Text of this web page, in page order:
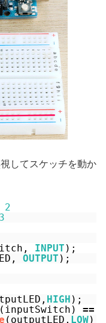
してスケッチを動か
2
INPUT );
OUTPUT );
HIGH );
(inputSwitch) ==
(outputLED, LOW);